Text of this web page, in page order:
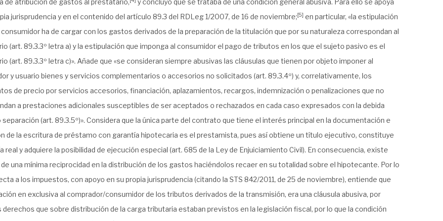
de atribución de gastos al prestatario,
y concluyó que se trataba de una condición general abusiva. Para ello se apoya
jurisprudencia y en el contenido del artículo 89.3 del RDLeg 1/2007, de 16 de noviembre;[5] en particular, «la estipulación
ha de cargar con los gastos derivados de la preparación de la titulación que por su naturaleza correspondan al
(art. 89.3.3º letra a) y la estipulación que imponga al consumidor el pago de tributos en los que el sujeto pasivo es el
(art. 89.3.3º letra c)». Añade que «se consideran siempre abusivas las cláusulas que tienen por objeto imponer al
y usuario bienes y servicios complementarios o accesorios no solicitados (art. 89.3.4º) y, correlativamente, los
de precio por servicios accesorios, financiación, aplazamientos, recargos, indemnización o penalizaciones que no
a prestaciones adicionales susceptibles de ser aceptados o rechazados en cada caso expresados con la debida
separación (art. 89.3.5º)». Considera que la única parte del contrato que tiene el interés principal en la documentación e
de la escritura de préstamo con garantía hipotecaria es el prestamista, pues así obtiene un título ejecutivo, constituye
real y adquiere la posibilidad de ejecución especial (art. 685 de la Ley de Enjuiciamiento Civil). En consecuencia, existe
una mínima reciprocidad en la distribución de los gastos haciéndolos recaer en su totalidad sobre el hipotecante. Por lo
a los impuestos, con apoyo en su propia jurisprudencia (citando la STS 842/2011, de 25 de noviembre), entiende que
en exclusiva al comprador/consumidor de los tributos derivados de la transmisión, era una cláusula abusiva, por
derechos que sobre distribución de la carga tributaria estaban previstos en la legislación fiscal, por lo que la condición